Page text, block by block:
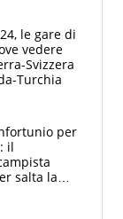
le gare di
vedere
Svizzera
Turchia
per
il
salta la